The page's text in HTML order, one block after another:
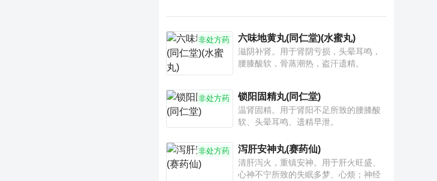
非处方药 六味地黄丸(同仁堂)(水蜜丸)
滋阴补肾。用于肾阴亏损，头晕耳鸣，
腰膝酸软，骨蒸潮热，盗汗遗精。
非处方药 锁阳固精丸(同仁堂)
温肾固精。用于肾阳不足所致的腰膝酸
软、头晕耳鸣、遗精早泄。
非处方药 泻肝安神丸(赛药仙)
清肝泻火，重镇安神。用于肝火旺盛、
心神不宁所致的失眠多梦、心烦；神经